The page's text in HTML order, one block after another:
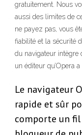
gratuitement. Nous
aussi des limites de
ne payez pas, vous
fiabilité et la sécurité
du navigateur intègre
un éditeur qu’Opera
Le navigateur
rapide et sûr
comporte un